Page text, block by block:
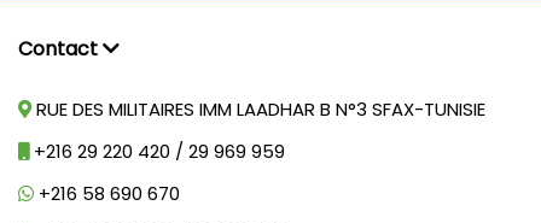
Contact
RUE DES MILITAIRES IMM LAADHAR B N°3 SFAX-TUNISIE
+216 29 220 420 / 29 969 959
+216 58 690 670